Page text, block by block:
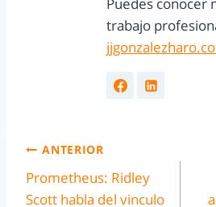
Puedes conocer
trabajo
ANTERIOR
Prometheus: Ridley
Scott habla del vinculo